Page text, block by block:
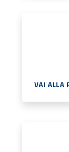
VAI ALLA